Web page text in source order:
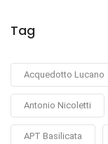
Tag
Acquedotto Lucano
Antonio Nicoletti
APT Basilicata